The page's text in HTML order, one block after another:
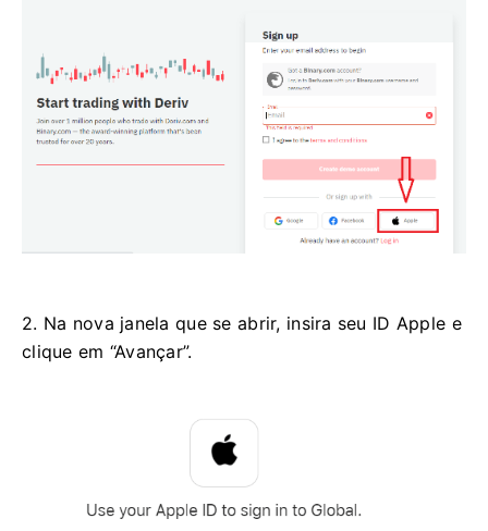
2. Na nova janela que se abrir, insira seu ID Apple e
clique em “Avançar”.